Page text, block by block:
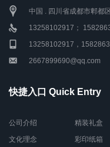
中国 . 四川省成都市郫都
13258102917；
13258102917，
2667899690@qq.com
快捷入口 Quick Entry
公司介绍
文化理念
精装礼盒
彩印纸箱